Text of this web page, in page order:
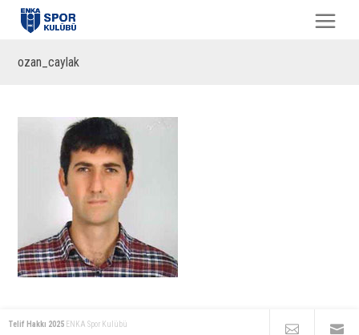
ozan_caylak
Telif Hakkı 2025 ENKA Spor Kulübü